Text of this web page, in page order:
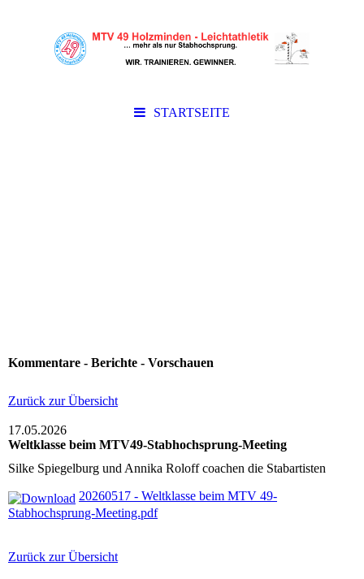
STARTSEITE
Kommentare - Berichte - Vorschauen
Zurück zur Übersicht
17.05.2026
Weltklasse beim MTV49-Stabhochsprung-Meeting
Silke Spiegelburg und Annika Roloff coachen die Stabartisten
20260517 - Weltklasse beim MTV 49-
Stabhochsprung-Meeting.pdf
Zurück zur Übersicht